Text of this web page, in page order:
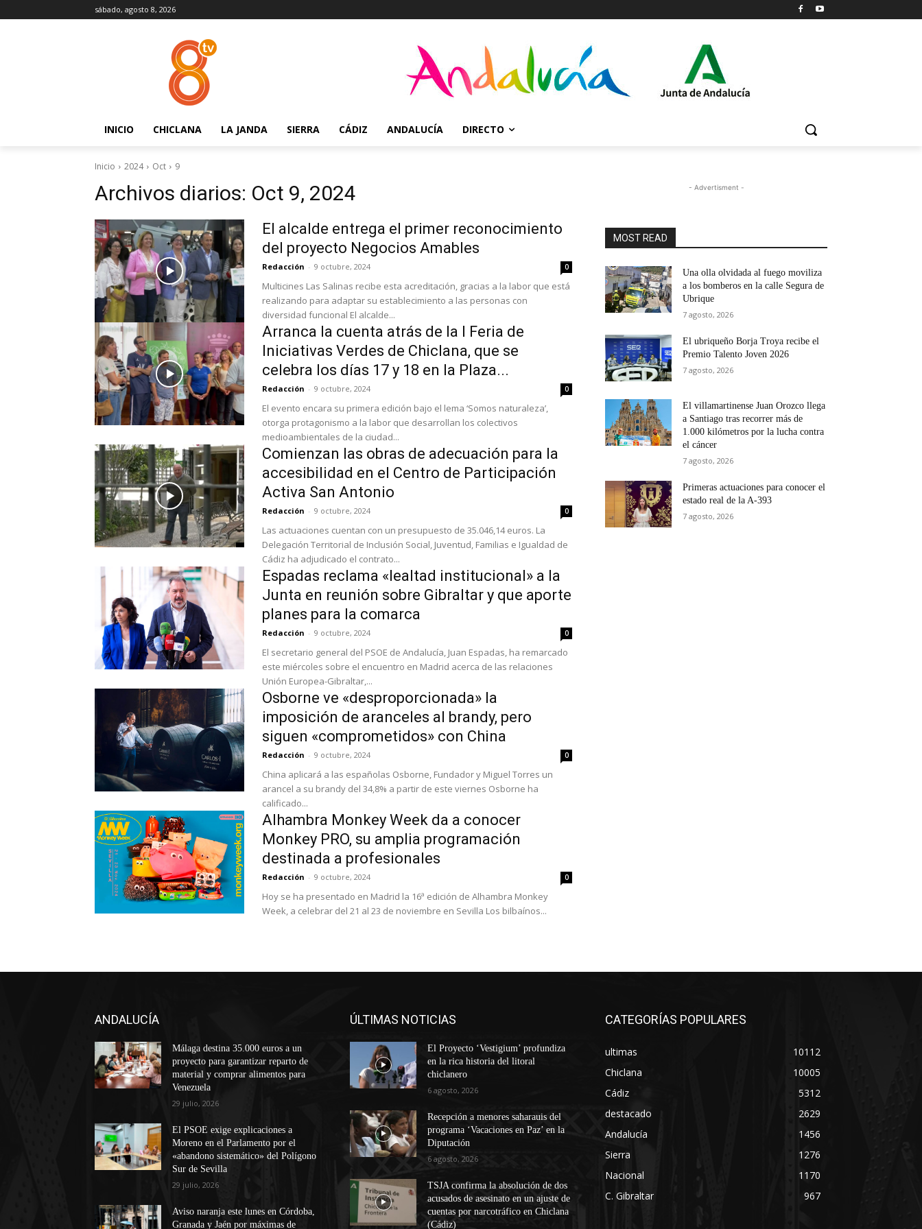
sábado, agosto 8, 2026
INICIO CHICLANA LA JANDA SIERRA CÁDIZ ANDALUCÍA DIRECTO
Inicio 2024 Oct 9
Archivos diarios: Oct 9, 2024
El alcalde entrega el primer reconocimiento
del proyecto Negocios Amables
Redacción - 9 octubre, 2024 0
Multicines Las Salinas recibe esta acreditación, gracias a la labor que está
realizando para adaptar su establecimiento a las personas con
diversidad funcional El alcalde...
Arranca la cuenta atrás de la I Feria de
Iniciativas Verdes de Chiclana, que se
celebra los días 17 y 18 en la Plaza...
Redacción - 9 octubre, 2024 0
El evento encara su primera edición bajo el lema ‘Somos naturaleza’,
otorga protagonismo a la labor que desarrollan los colectivos
medioambientales de la ciudad...
Comienzan las obras de adecuación para la
accesibilidad en el Centro de Participación
Activa San Antonio
Redacción - 9 octubre, 2024 0
Las actuaciones cuentan con un presupuesto de 35.046,14 euros. La
Delegación Territorial de Inclusión Social, Juventud, Familias e Igualdad de
Cádiz ha adjudicado el contrato...
Espadas reclama «lealtad institucional» a la
Junta en reunión sobre Gibraltar y que aporte
planes para la comarca
Redacción - 9 octubre, 2024 0
El secretario general del PSOE de Andalucía, Juan Espadas, ha remarcado
este miércoles sobre el encuentro en Madrid acerca de las relaciones
Unión Europea-Gibraltar,...
Osborne ve «desproporcionada» la
imposición de aranceles al brandy, pero
siguen «comprometidos» con China
Redacción - 9 octubre, 2024 0
China aplicará a las españolas Osborne, Fundador y Miguel Torres un
arancel a su brandy del 34,8% a partir de este viernes Osborne ha
calificado...
Alhambra Monkey Week da a conocer
Monkey PRO, su amplia programación
destinada a profesionales
Redacción - 9 octubre, 2024 0
Hoy se ha presentado en Madrid la 16ª edición de Alhambra Monkey
Week, a celebrar del 21 al 23 de noviembre en Sevilla Los bilbaínos...
- Advertisment -
MOST READ
Una olla olvidada al fuego moviliza
a los bomberos en la calle Segura de
Ubrique
7 agosto, 2026
El ubriqueño Borja Troya recibe el
Premio Talento Joven 2026
7 agosto, 2026
El villamartinense Juan Orozco llega
a Santiago tras recorrer más de
1.000 kilómetros por la lucha contra
el cáncer
7 agosto, 2026
Primeras actuaciones para conocer el
estado real de la A-393
7 agosto, 2026
ANDALUCÍA
Málaga destina 35.000 euros a un
proyecto para garantizar reparto de
material y comprar alimentos para
Venezuela
29 julio, 2026
El PSOE exige explicaciones a
Moreno en el Parlamento por el
«abandono sistemático» del Polígono
Sur de Sevilla
29 julio, 2026
Aviso naranja este lunes en Córdoba,
Granada y Jaén por máximas de
ÚLTIMAS NOTICIAS
El Proyecto ‘Vestigium’ profundiza
en la rica historia del litoral
chiclanero
6 agosto, 2026
Recepción a menores saharauis del
programa ‘Vacaciones en Paz’ en la
Diputación
6 agosto, 2026
TSJA confirma la absolución de dos
acusados de asesinato en un ajuste de
cuentas por narcotráfico en Chiclana
(Cádiz)
CATEGORÍAS POPULARES
ultimas
10112
Chiclana
10005
Cádiz
5312
destacado
2629
Andalucía
1456
Sierra
1276
Nacional
1170
C. Gibraltar
967